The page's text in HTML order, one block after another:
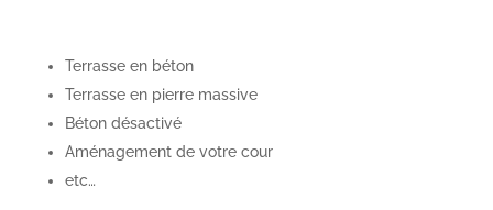
Terrasse en béton
Terrasse en pierre massive
Béton désactivé
Aménagement de votre cour
etc…